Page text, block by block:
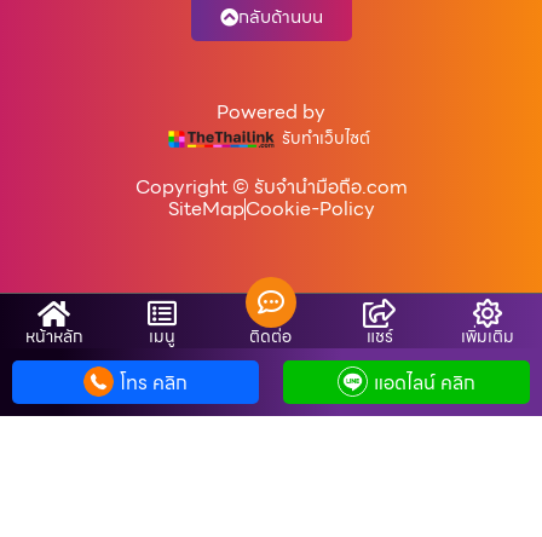
Copyright © รับจํานํามือถือ.com
SiteMapCookie-Policy
Powered by
รับทำเว็บไซต์
กลับด้านบน
หน้าหลัก เมนู ติดต่อ แชร์ เพิ่มเติม
โทร คลิก แอดไลน์ คลิก